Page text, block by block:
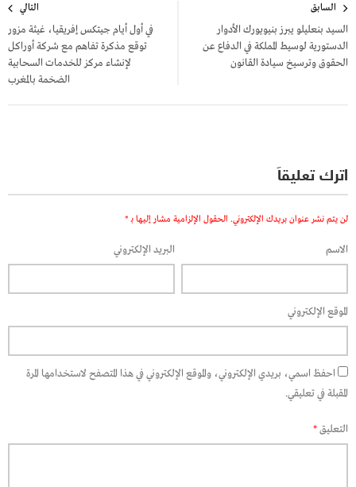
المقالات
السابق
السيد بنعليلو يبرز بنيويورك الأدوار
الدستورية لوسيط المملكة في الدفاع عن
الحقوق وترسيخ سيادة القانون
التالي
في أول أيام جيتكس إفريقيا، غيثة مزور
توقع مذكرة تفاهم مع شركة أوراكل
لإنشاء مركز للخدمات السحابية
الضخمة بالمغرب
اترك تعليقاً
لن يتم نشر عنوان بريدك الإلكتروني. الحقول الإلزامية مشار إليها بـ *
الاسم البريد الإلكتروني
الموقع الإلكتروني
احفظ اسمي، بريدي الإلكتروني، والموقع الإلكتروني في هذا المتصفح لاستخدامها المرة
المقبلة في تعليقي.
التعليق*